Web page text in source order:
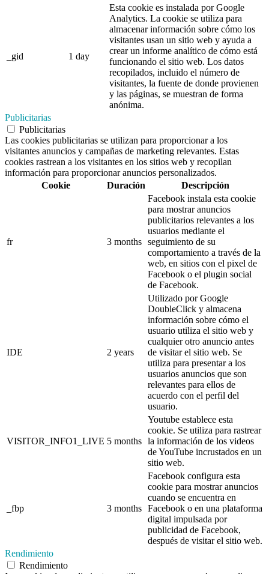
_gid 1 day
Esta cookie es instalada por Google
Analytics. La cookie se utiliza para
almacenar información sobre cómo los
visitantes usan un sitio web y ayuda a
crear un informe analítico de cómo está
funcionando el sitio web. Los datos
recopilados, incluido el número de
visitantes, la fuente de donde provienen
y las páginas, se muestran de forma
anónima.
Publicitarias
Publicitarias
Las cookies publicitarias se utilizan para proporcionar a los
visitantes anuncios y campañas de marketing relevantes. Estas
cookies rastrean a los visitantes en los sitios web y recopilan
información para proporcionar anuncios personalizados.
Cookie
Duración Descripción
fr 3 months
Facebook instala esta cookie
para mostrar anuncios
publicitarios relevantes a los
usuarios mediante el
seguimiento de su
comportamiento a través de la
web, en sitios con el pixel de
Facebook o el plugin social
de Facebook.
IDE 2 years
Utilizado por Google
DoubleClick y almacena
información sobre cómo el
usuario utiliza el sitio web y
cualquier otro anuncio antes
de visitar el sitio web. Se
utiliza para presentar a los
usuarios anuncios que son
relevantes para ellos de
acuerdo con el perfil del
usuario.
VISITOR_INFO1_LIVE 5 months
Youtube establece esta
cookie. Se utiliza para rastrear
la información de los videos
de YouTube incrustados en un
sitio web.
_fbp 3 months
Facebook configura esta
cookie para mostrar anuncios
cuando se encuentra en
Facebook o en una plataforma
digital impulsada por
publicidad de Facebook,
después de visitar el sitio web.
Rendimiento
Rendimiento